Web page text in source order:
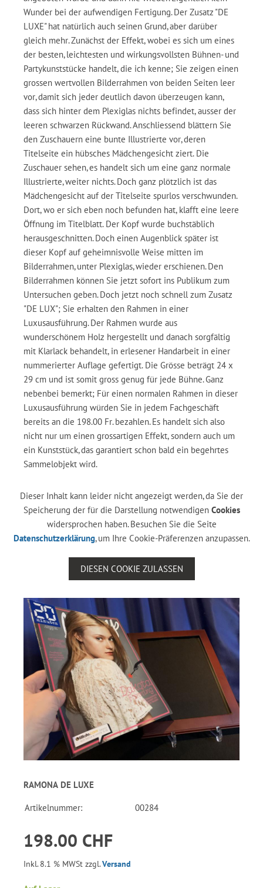
Wunder bei der aufwendigen Fertigung. Der Zusatz "DE
LUXE" hat natürlich auch seinen Grund, aber darüber
gleich mehr. Zunächst der Effekt, wobei es sich um eines
der besten, leichtesten und wirkungsvollsten Bühnen- und
Partykunststücke handelt, die ich kenne; Sie zeigen einen
grossen wertvollen Bilderrahmen von beiden Seiten leer
vor, damit sich jeder deutlich davon überzeugen kann,
dass sich hinter dem Plexiglas nichts befindet, ausser der
leeren schwarzen Rückwand. Anschliessend blättern Sie
den Zuschauern eine bunte Illustrierte vor, deren
Titelseite ein hübsches Mädchengesicht ziert. Die
Zuschauer sehen, es handelt sich um eine ganz normale
Illustrierte, weiter nichts. Doch ganz plötzlich ist das
Mädchengesicht auf der Titelseite spurlos verschwunden.
Dort, wo er sich eben noch befunden hat, klafft eine leere
Öffnung im Titelblatt. Der Kopf wurde buchstäblich
herausgeschnitten. Doch einen Augenblick später ist
dieser Kopf auf geheimnisvolle Weise mitten im
Bilderrahmen, unter Plexiglas, wieder erschienen. Den
Bilderrahmen können Sie jetzt sofort ins Publikum zum
Untersuchen geben. Doch jetzt noch schnell zum Zusatz
"DE LUX"; Sie erhalten den Rahmen in einer
Luxusausführung. Der Rahmen wurde aus
wunderschönem Holz hergestellt und danach sorgfältig
mit Klarlack behandelt, in erlesener Handarbeit in einer
nummerierter Auflage gefertigt. Die Grösse beträgt 24 x
29 cm und ist somit gross genug für jede Bühne. Ganz
nebenbei bemerkt; Für einen normalen Rahmen in dieser
Luxusausführung würden Sie in jedem Fachgeschäft
bereits an die 198.00 Fr. bezahlen. Es handelt sich also
nicht nur um einen grossartigen Effekt, sondern auch um
ein Kunststück, das garantiert schon bald ein begehrtes
Sammelobjekt wird.
Dieser Inhalt kann leider nicht angezeigt werden, da Sie der
Speicherung der für die Darstellung notwendigen Cookies
widersprochen haben. Besuchen Sie die Seite
Datenschutzerklärung, um Ihre Cookie-Präferenzen anzupassen.
DIESEN COOKIE ZULASSEN
RAMONA DE LUXE
Artikelnummer: 00284
198.00 CHF
Inkl. 8.1 % MWSt zzgl.Versand